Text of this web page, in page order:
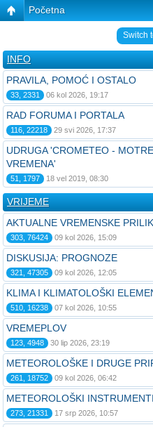
Početna
Switch
INFO
PRAVILA, POMOĆ I OSTALO
33, 2331 06 kol 2026, 19:17
RAD FORUMA I PORTALA
116, 22218 29 svi 2026, 17:37
UDRUGA 'CROMETEO -
VREMENA'
51, 1797 18 vel 2019, 08:30
VRIJEME
AKTUALNE VREMENSKE
303, 76424 09 kol 2026, 15:09
DISKUSIJA: PROGNOZE
321, 47305 09 kol 2026, 12:05
KLIMA I KLIMATOLOŠKI
510, 16238 07 kol 2026, 10:55
VREMEPLOV
123, 4948 30 lip 2026, 23:19
METEOROLOŠKE I DRUGE
261, 18752 09 kol 2026, 06:42
METEOROLOŠKI
273, 21331 17 srp 2026, 10:57